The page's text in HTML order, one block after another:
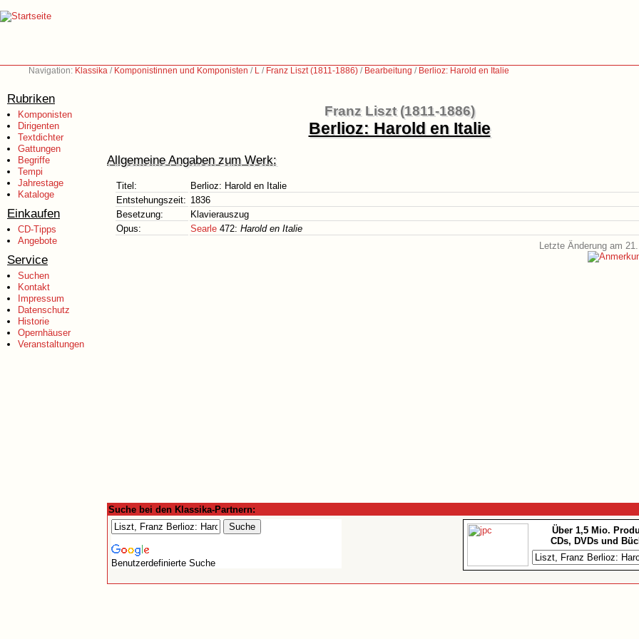
Navigation: Klassika / Komponistinnen und Komponisten / L / Franz Liszt (1811-1886) / Bearbeitung / Berlioz: Harold en Italie
Rubriken
Komponisten
Dirigenten
Textdichter
Gattungen
Begriffe
Tempi
Jahrestage
Kataloge
Einkaufen
CD-Tipps
Angebote
Service
Suchen
Kontakt
Impressum
Datenschutz
Historie
Opernhäuser
Veranstaltungen
Franz Liszt (1811-1886)
Berlioz: Harold en Italie
Allgemeine Angaben zum Werk:
Titel:
Berlioz: Harold en Italie
Entstehungszeit: 1836
Besetzung:
Klavierauszug
Opus:
Searle 472: Harold en Italie
Letzte Änderung am
Suche bei den Klassika-Partnern:
Benutzerdefinierte Suche
Über 1,5 Mio.
CDs, DVDs und